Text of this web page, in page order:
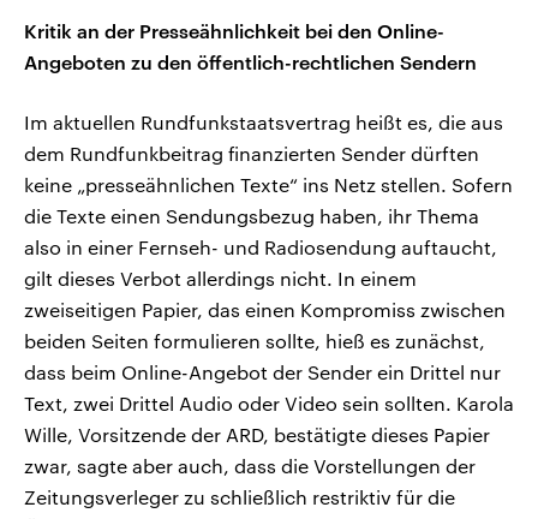
Kritik an der Presseähnlichkeit bei den Online-
Angeboten zu den öffentlich-rechtlichen Sendern
Im aktuellen Rundfunkstaatsvertrag heißt es, die aus
dem Rundfunkbeitrag finanzierten Sender dürften
keine „presseähnlichen Texte“ ins Netz stellen. Sofern
die Texte einen Sendungsbezug haben, ihr Thema
also in einer Fernseh- und Radiosendung auftaucht,
gilt dieses Verbot allerdings nicht. In einem
zweiseitigen Papier, das einen Kompromiss zwischen
beiden Seiten formulieren sollte, hieß es zunächst,
dass beim Online-Angebot der Sender ein Drittel nur
Text, zwei Drittel Audio oder Video sein sollten. Karola
Wille, Vorsitzende der ARD, bestätigte dieses Papier
zwar, sagte aber auch, dass die Vorstellungen der
Zeitungsverleger zu schließlich restriktiv für die